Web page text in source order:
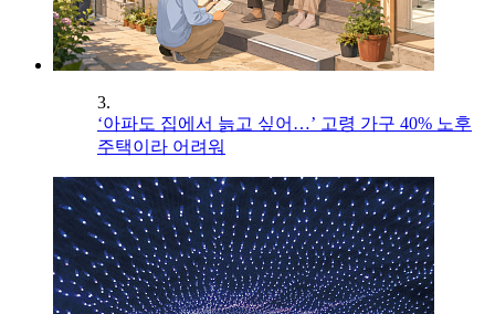
3.
‘아파도 집에서 늙고 싶어…’ 고령 가구 40% 노후
주택이라 어려워